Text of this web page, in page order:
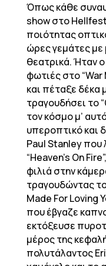
Όπως κάθε
show στο
ποιότητας
ώρες γεμάτες με
θεατρικά. Ήταν
φωτιές στο “War
και πέταξε δέκα
τραγουδήσει το
τον κόσμο μ’
υπεροπτικό και
Paul Stanley που
“Heaven’s On
φιλιά στην
τραγουδώντας το
Made For Loving
που έβγαζε
εκτόξευσε
μέρος της
πολυτάλαντος